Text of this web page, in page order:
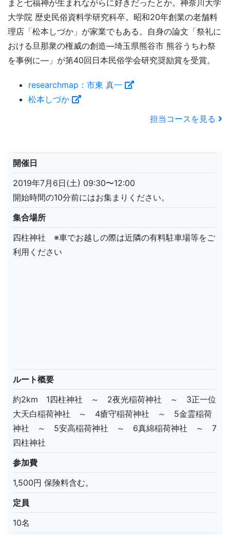
まと七福神が生まれながらに好きだったとか。神奈川大学
大学院 歴史民俗資料学研究科卒。昭和20年創業の老舗料
理店「松本しづか」が家業でもある。自身の論文「祭礼に
おける旦那衆の権威の創造―埼玉県熊谷市 熊谷うちわ祭
を事例に―」が第40回日本民俗学会研究奨励賞を受賞。
researchmap：市東 真一
松本しづか
担当コースを見る
開催日
2019年7月6日(土) 09:30〜12:00
開始時間の10分前にはお集まりください。
集合場所
四柱神社 ※車でお越しの際は近隣の有料駐車場等をご
利用ください
ルート概要
約2km 1四柱神社 ～ 2夜光稲荷神社 ～ 3正一位
大天白稲荷神社 ～ 4瘡守稲荷神社 ～ 5金霊稲荷
神社 ～ 5安高稲荷神社 ～ 6真綿稲荷神社 ～ 7
四柱神社
参加費
1,500円 保険料含む。
定員
10名